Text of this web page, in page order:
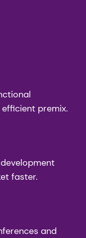
appears in
乳児便中の微
のスクリーニン
ビフィズス菌、
リゴ糖との相
Front Nutr.
premix.
faster.
and